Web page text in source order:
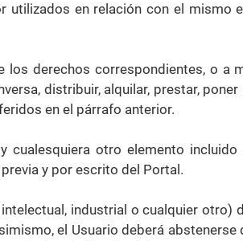
utilizados en relación con el mismo
derechos correspondientes, o a
distribuir, alquilar, prestar,
en el párrafo anterior.
cualesquiera otro elemento
y por escrito del Portal.
industrial o cualquier otro)
el Usuario deberá